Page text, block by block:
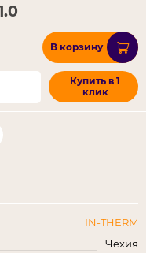
В корзину
Купить в 1
клик
IN-THERM
Чехия